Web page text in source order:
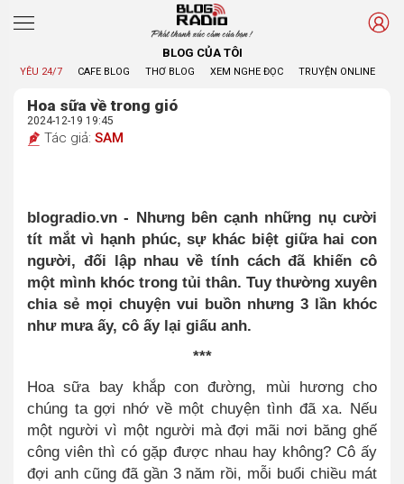
Phát thanh xúc cảm của bạn !
BLOG CỦA TÔI
YÊU 24/7 CAFE BLOG THƠ BLOG XEM NGHE ĐỌC TRUYỆN ONLINE
Hoa sữa về trong gió
2024-12-19 19:45
Tác giả: SAM
blogradio.vn - Nhưng bên cạnh những nụ cười
tít mắt vì hạnh phúc, sự khác biệt giữa hai con
người, đối lập nhau về tính cách đã khiến cô
một mình khóc trong tủi thân. Tuy thường xuyên
chia sẻ mọi chuyện vui buồn nhưng 3 lần khóc
như mưa ấy, cô ấy lại giấu anh.
***
Hoa sữa bay khắp con đường, mùi hương cho
chúng ta gợi nhớ về một chuyện tình đã xa. Nếu
một người vì một người mà đợi mãi nơi băng ghế
công viên thì có gặp được nhau hay không? Cô ấy
đợi anh cũng đã gần 3 năm rồi, mỗi buổi chiều mát